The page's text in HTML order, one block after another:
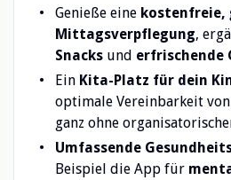
Genieße eine kostenfreie,
Mittagsverpflegung,
Snacksund erfrischende
Ein Kita-Platz für dein
optimale Vereinbarkeit
ganz ohne
Umfassende
Beispiel die App für